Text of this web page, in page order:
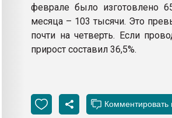
феврале было изготовлено
месяца – 103 тысячи. Это
почти на четверть. Если
прирост составил 36,5%.